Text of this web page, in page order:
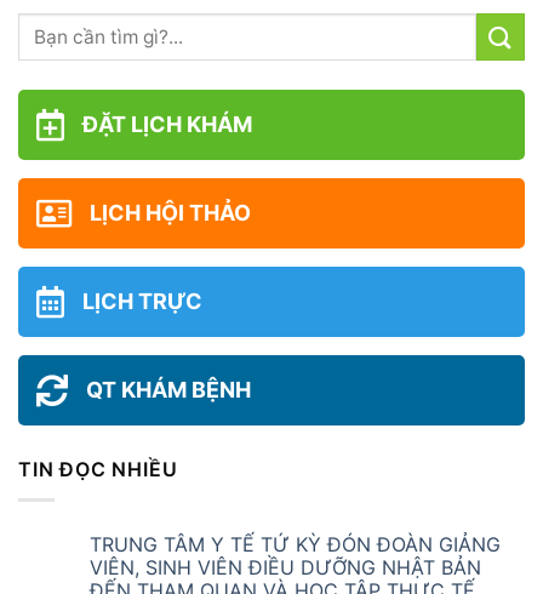
ĐẶT LỊCH KHÁM
LỊCH HỘI THẢO
LỊCH TRỰC
QT KHÁM BỆNH
TIN ĐỌC NHIỀU
TRUNG TÂM Y TẾ TỨ KỲ ĐÓN ĐOÀN GIẢNG
VIÊN, SINH VIÊN ĐIỀU DƯỠNG NHẬT BẢN